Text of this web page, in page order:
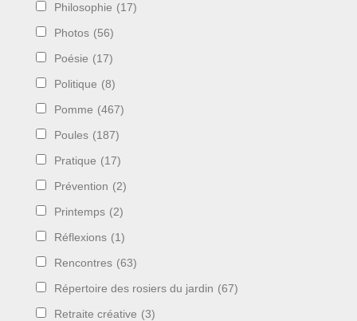
Philosophie (17)
Photos (56)
Poésie (17)
Politique (8)
Pomme (467)
Poules (187)
Pratique (17)
Prévention (2)
Printemps (2)
Réflexions (1)
Rencontres (63)
Répertoire des rosiers du jardin (67)
Retraite créative (3)